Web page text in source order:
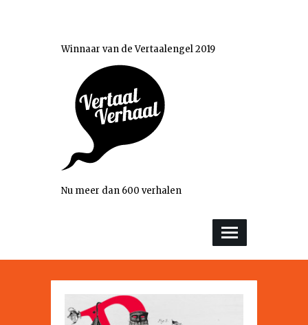
Winnaar van de Vertaalengel 2019
Nu meer dan 600 verhalen